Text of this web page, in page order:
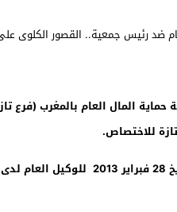
المال العام بالمغرب (فرع
للاختصاص.
و كان محمد –ب قد تقدم